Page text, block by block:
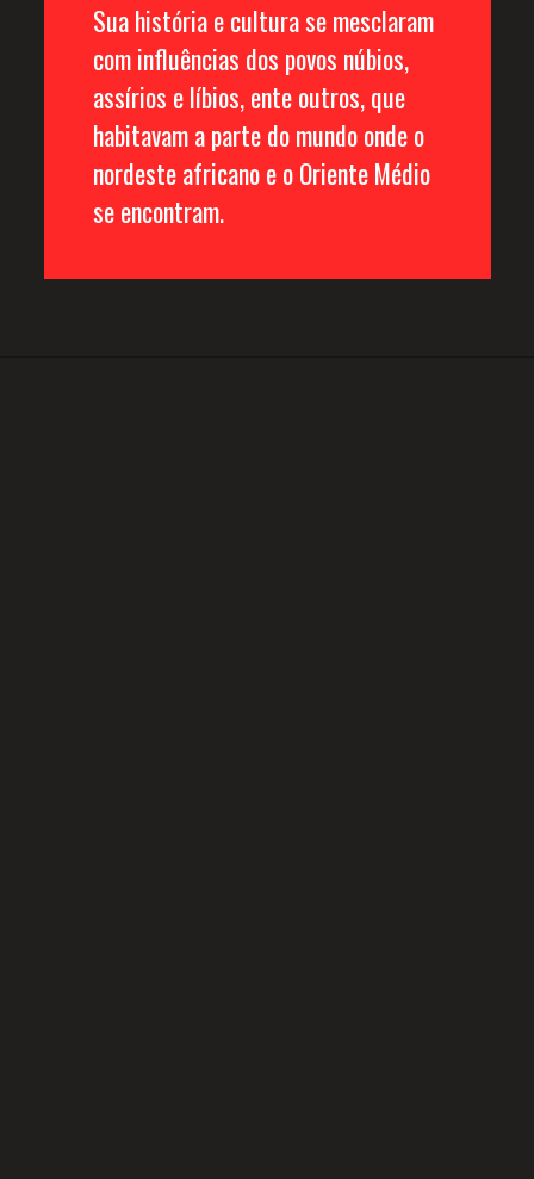
Sua história e cultura se mesclaram
com influências dos povos núbios,
assírios e líbios, ente outros, que
habitavam a parte do mundo onde o
nordeste africano e o Oriente Médio
se encontram.